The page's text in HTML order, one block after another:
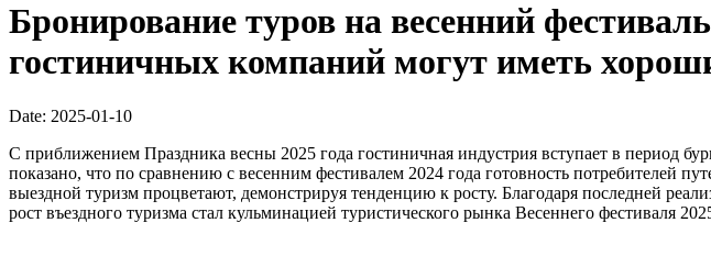
Бронирование туров на весенний
гостиничных компаний могут иметь
Date: 2025-01-10
С приближением Праздника весны 2025 года гостиничная индустрия вступает в период
показано, что по сравнению с весенним фестивалем 2024 года готовность потребителей
выездной туризм процветают, демонстрируя тенденцию к росту. Благодаря последней
рост въездного туризма стал кульминацией туристического рынка Весеннего фестиваля